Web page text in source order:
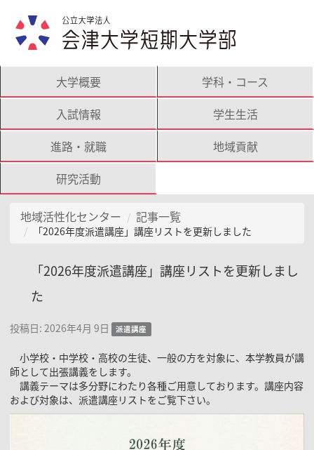
大学概要
学科・コース
入試情報
学生生活
進路・就職
地域貢献
研究活動
地域活性化センター 記事一覧
「2026年度派遣講座」講座リストを更新しました
「2026年度派遣講座」講座リストを更新しまし
た
投稿日: 2026年4月 9日 派遣講座
小学校・中学校・高校の生徒、一般の方を対象に、本学教員が講
師として出張講義をします。
講義テーマは多分野にわたり各種ご用意しております。講座内容
および対象は、派遣講座リストをご覧下さい。